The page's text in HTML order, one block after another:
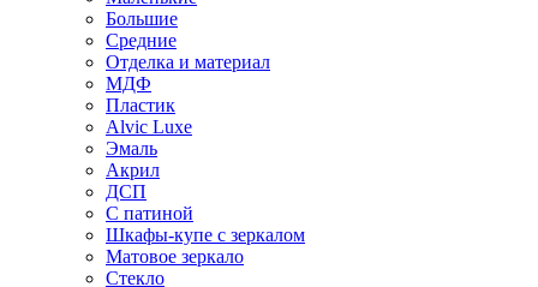
Большие
Средние
Отделка и материал
МДФ
Пластик
Alvic Luxe
Эмаль
Акрил
ДСП
С патиной
Шкафы-купе с зеркалом
Матовое зеркало
Стекло